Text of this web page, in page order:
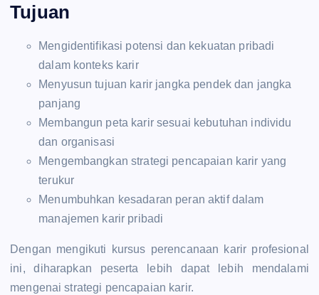
Tujuan
Mengidentifikasi potensi dan kekuatan pribadi
dalam konteks karir
Menyusun tujuan karir jangka pendek dan jangka
panjang
Membangun peta karir sesuai kebutuhan individu
dan organisasi
Mengembangkan strategi pencapaian karir yang
terukur
Menumbuhkan kesadaran peran aktif dalam
manajemen karir pribadi
Dengan mengikuti kursus perencanaan karir profesional
ini, diharapkan peserta lebih dapat lebih mendalami
mengenai strategi pencapaian karir.